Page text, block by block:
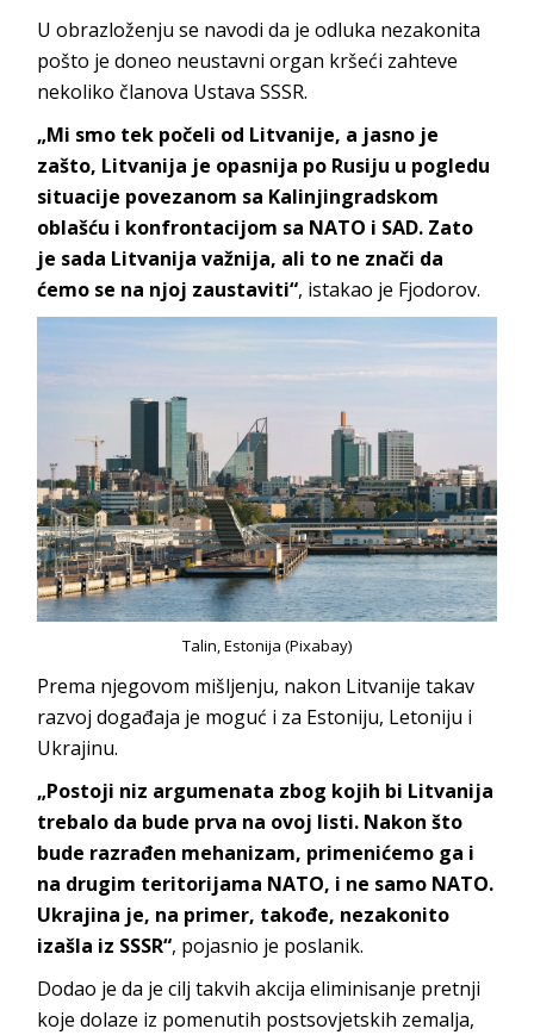
U obrazloženju se navodi da je odluka nezakonita
pošto je doneo neustavni organ kršeći zahteve
nekoliko članova Ustava SSSR.
„Mi smo tek počeli od Litvanije, a jasno je
zašto, Litvanija je opasnija po Rusiju u pogledu
situacije povezanom sa Kalinjingradskom
oblašću i konfrontacijom sa NATO i SAD. Zato
je sada Litvanija važnija, ali to ne znači da
ćemo se na njoj zaustaviti“, istakao je Fjodorov.
Talin, Estonija (Pixabay)
Prema njegovom mišljenju, nakon Litvanije takav
razvoj događaja je moguć i za Estoniju, Letoniju i
Ukrajinu.
„Postoji niz argumenata zbog kojih bi Litvanija
trebalo da bude prva na ovoj listi. Nakon što
bude razrađen mehanizam, primenićemo ga i
na drugim teritorijama NATO, i ne samo NATO.
Ukrajina je, na primer, takođe, nezakonito
izašla iz SSSR“, pojasnio je poslanik.
Dodao je da je cilj takvih akcija eliminisanje pretnji
koje dolaze iz pomenutih postsovjetskih zemalja,